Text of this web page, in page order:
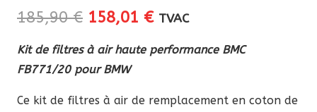
185,90€ Le
initial
était :
185,90 €.
158,01 €Le
actuel
158,01 €.
TVAC
Kit de filtres à air haute performance BMC
FB771/20 pour BMW
Ce kit de filtres à air de remplacement en coton de